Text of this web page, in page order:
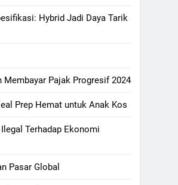
Hybrid Jadi Daya Tarik
Membayar Pajak Progresif 2024
Prep Hemat untuk Anak Kos
Terhadap Ekonomi
Pasar Global